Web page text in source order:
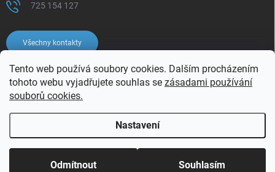
Tento web používá soubory cookies. Dalším procházením
tohoto webu vyjadřujete souhlas se zásadami používání
souborů cookies.
Nastavení
Odmítnout Souhlasím
725 154 127
Všechny kontakty
Copyright 2026Elcigon.cz. Všechna práva vyhrazena.Upravit nastavení
cookies